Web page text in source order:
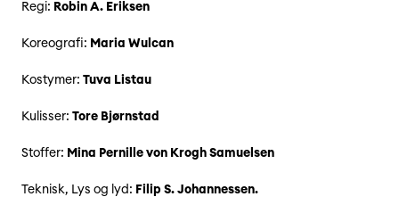
Regi: Robin A. Eriksen
Koreografi: Maria Wulcan
Kostymer: Tuva Listau
Kulisser: Tore Bjørnstad
Stoffer: Mina Pernille von Krogh Samuelsen
Teknisk, Lys og lyd: Filip S. Johannessen.